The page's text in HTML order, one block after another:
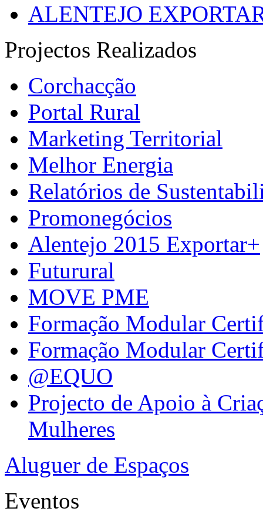
ALENTEJO
Projectos Realizados
Corchacção
Portal Rural
Marketing Territorial
Melhor Energia
Relatórios de
Promonegócios
Alentejo 2015 Exportar+
Futurural
MOVE PME
Formação Modular
Formação Modular
@EQUO
Projecto de Apoio à
Mulheres
Aluguer de Espaços
Eventos